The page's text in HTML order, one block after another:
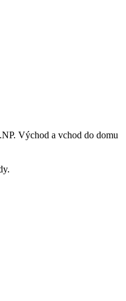
Východ a vchod do domu